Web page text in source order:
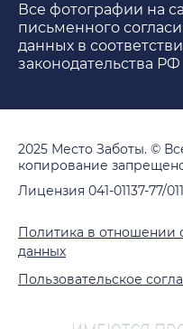
Все фотографии на
письменного
данных в
законодательства РФ
2025 Место Заботы. ©
копирование
Лицензия 041-01137-77/
Политика в отношении
данных
Пользовательское